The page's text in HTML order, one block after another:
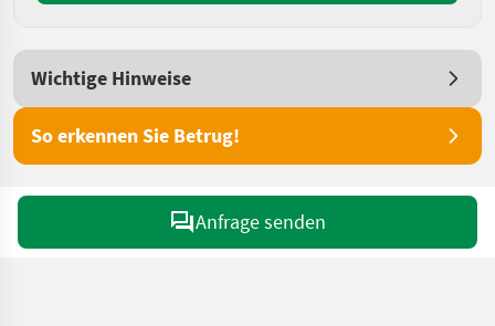
Wichtige Hinweise
So erkennen Sie Betrug!
Anfrage senden